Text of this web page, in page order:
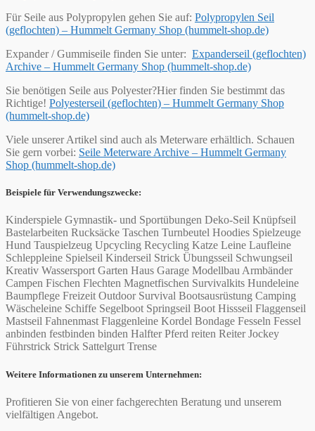
Für Seile aus Polypropylen gehen Sie auf: Polypropylen Seil
(geflochten) – Hummelt Germany Shop (hummelt-shop.de)
Expander / Gummiseile finden Sie unter: Expanderseil (geflochten)
Archive – Hummelt Germany Shop (hummelt-shop.de)
Sie benötigen Seile aus Polyester?Hier finden Sie bestimmt das
Richtige! Polyesterseil (geflochten) – Hummelt Germany Shop
(hummelt-shop.de)
Viele unserer Artikel sind auch als Meterware erhältlich. Schauen
Sie gern vorbei: Seile Meterware Archive – Hummelt Germany
Shop (hummelt-shop.de)
Beispiele für Verwendungszwecke:
Kinderspiele Gymnastik- und Sportübungen Deko-Seil Knüpfseil
Bastelarbeiten Rucksäcke Taschen Turnbeutel Hoodies Spielzeuge
Hund Tauspielzeug Upcycling Recycling Katze Leine Laufleine
Schleppleine Spielseil Kinderseil Strick Übungsseil Schwungseil
Kreativ Wassersport Garten Haus Garage Modellbau Armbänder
Campen Fischen Flechten Magnetfischen Survivalkits Hundeleine
Baumpflege Freizeit Outdoor Survival Bootsausrüstung Camping
Wäscheleine Schiffe Segelboot Springseil Boot Hissseil Flaggenseil
Mastseil Fahnenmast Flaggenleine Kordel Bondage Fesseln Fessel
anbinden festbinden binden Halfter Pferd reiten Reiter Jockey
Führstrick Strick Sattelgurt Trense
Weitere Informationen zu unserem Unternehmen:
Profitieren Sie von einer fachgerechten Beratung und unserem
vielfältigen Angebot.